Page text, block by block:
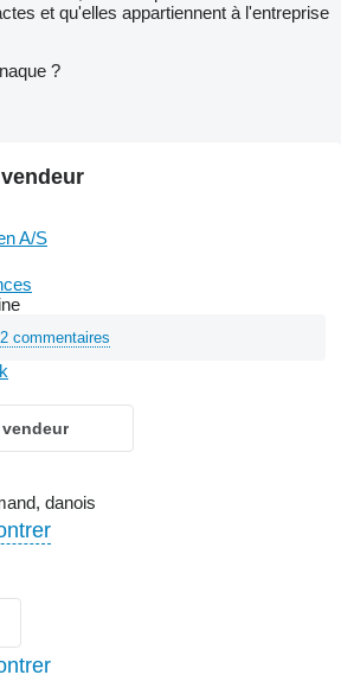
et qu'elles appartiennent à l'entreprise
?
A/S
commentaires
danois